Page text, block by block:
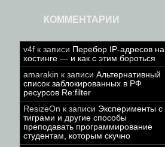
КОММЕНТАРИИ
v4f к записи Перебор IP-адресов на
хостинге — и как с этим бороться
amarakin к записи Альтернативный
список заблокированных в РФ
ресурсов Re:filter
ResizeOn к записи Эксперименты с
тиграми и другие способы
преподавать программирование
студентам, которым скучно